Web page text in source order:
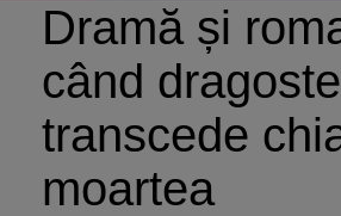
Dramă și
când
transcede
moartea